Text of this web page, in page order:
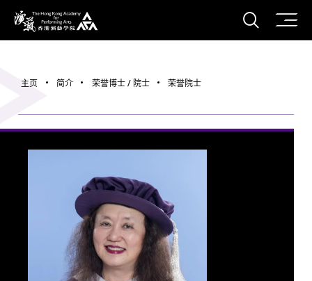
香港演艺学院
打开
主页 简介 荣誉博士 / 院士 荣誉院士